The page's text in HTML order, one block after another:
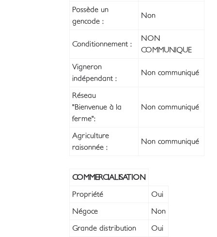
Possède un
gencode :
Non
Conditionnement :
NON
COMMUNIQUE
Vigneron
indépendant :
Non communiqué
Réseau
"Bienvenue à la
ferme":
Non communiqué
Agriculture
raisonnée :
Non communiqué
COMMERCIALISATION
Propriété Oui
Négoce Non
Grande distribution Oui